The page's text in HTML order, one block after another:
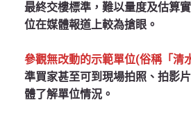
最終交樓標準，難以量度及估算
位在媒體報道上較為搶眼。
參觀無改動的示範單位(俗稱「清
準買家甚至可到現場拍照、拍影
體了解單位情況。